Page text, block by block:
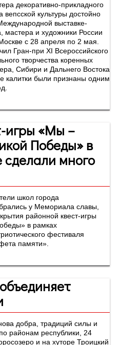
декоративно-прикладного
культуры достойно
выставке-
и художники России
с 28 апреля по 2 мая.
Гран-при XI Всероссийского
творчества коренных
Сибири и Дальнего Востока
калитки были признаны одним
игры «Мы –
Победы» в
сделали много
школ города
у Мемориала славы,
районной квест-игры
в рамках
фестиваля
памяти».
добра, традиций силы и
районам республики, 24